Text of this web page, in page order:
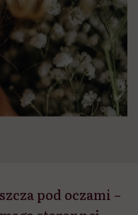
pod oczami –